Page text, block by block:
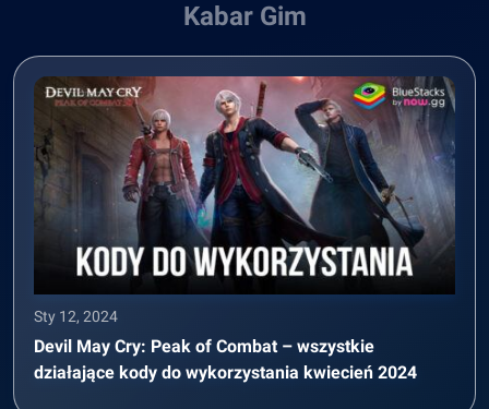
Kabar Gim
Sty 12, 2024
Devil May Cry: Peak of Combat – wszystkie
działające kody do wykorzystania kwiecień 2024